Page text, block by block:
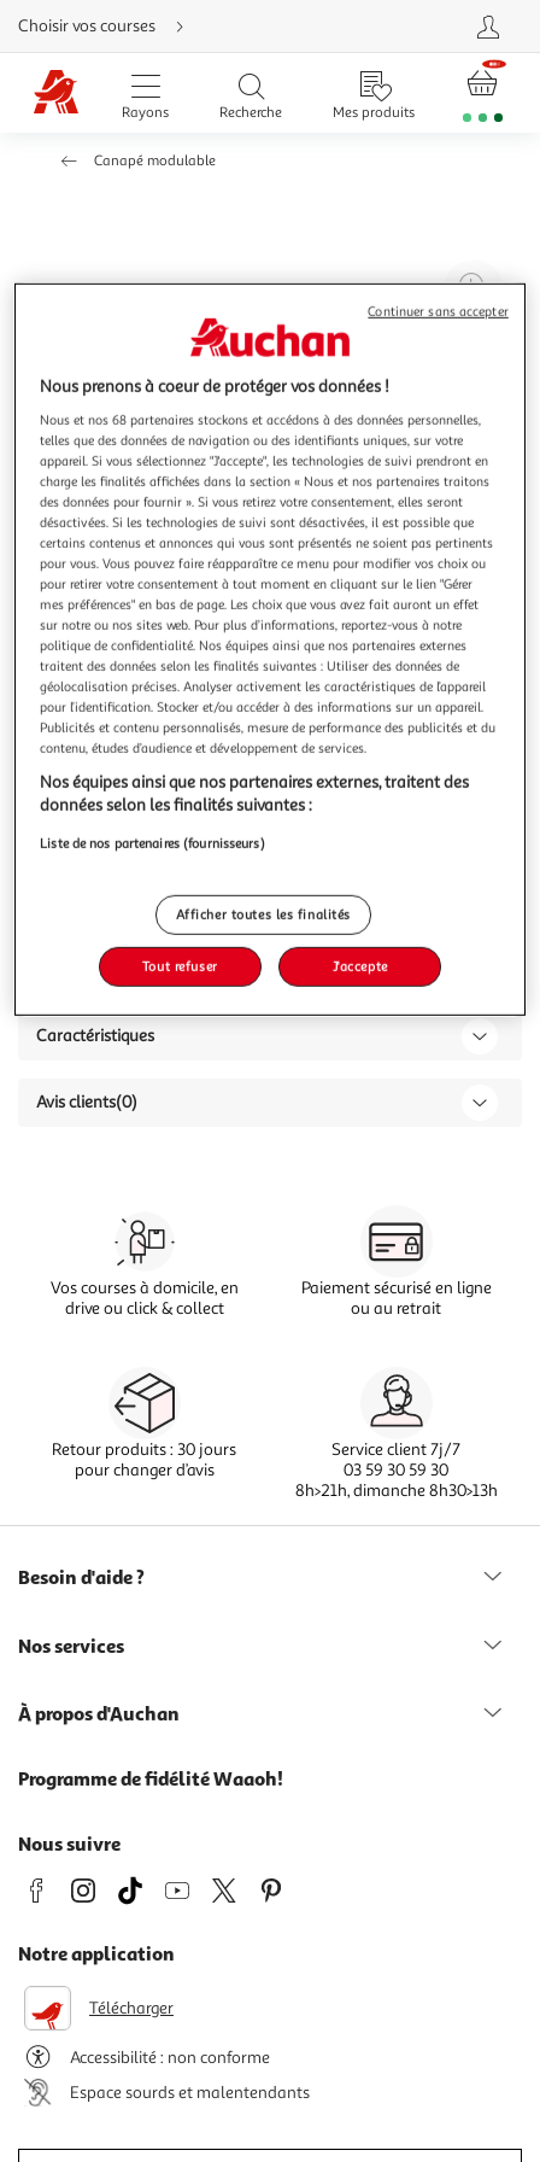
Aller
directement
au
contenu
Aller
directement
Aller
la
Choisir vos courses
Rayons Recherche Mes produits
Canapé modulable
Illustration
précédente
Illustration
suivante
LISA DESIGN
Nova - module d'assise - en velours
Caractéristiques techniques :Origine : EuropeGarantie : 2
ansType de canapé : Canapé modulableNombre de places
: 1Réversible : OuiModulable : OuiRangements
: NonEquipement : 1 coussin décoratif inclusMatière de la
structure : Bois aggloméré et panneaux de
En savoir +
Vous voulez connaître le prix de ce produit ?
Afficher le prix
Description
Caractéristiques
Avis clients(0)
Vos courses à domicile, en
drive ou click & collect
Paiement sécurisé en ligne
ou au retrait
Retour produits : 30 jours
pour changer d’avis
Service client 7j/7
03 59 30 59 30
8h>21h, dimanche 8h30>13h
Besoin d'aide ?
Nos services
À propos d'Auchan
Programme de fidélité Waaoh!
Nous suivre
Notre application
Télécharger
Accessibilité : non conforme
Espace sourds et malentendants
Nous prenons à coeur de protéger vos données !
Nous et nos 68 partenaires stockons et accédons à des données personnelles,
telles que des données de navigation ou des identifiants uniques, sur votre
appareil. Si vous sélectionnez "J'accepte", les technologies de suivi prendront en
charge les finalités affichées dans la section « Nous et nos partenaires traitons
des données pour fournir ». Si vous retirez votre consentement, elles seront
désactivées. Si les technologies de suivi sont désactivées, il est possible que
certains contenus et annonces qui vous sont présentés ne soient pas pertinents
pour vous. Vous pouvez faire réapparaître ce menu pour modifier vos choix ou
pour retirer votre consentement à tout moment en cliquant sur le lien "Gérer
mes préférences" en bas de page. Les choix que vous avez fait auront un effet
sur notre ou nos sites web. Pour plus d’informations, reportez-vous à notre
politique de confidentialité. Nos équipes ainsi que nos partenaires externes
traitent des données selon les finalités suivantes : Utiliser des données de
géolocalisation précises. Analyser activement les caractéristiques de l’appareil
pour l’identification. Stocker et/ou accéder à des informations sur un appareil.
Publicités et contenu personnalisés, mesure de performance des publicités et du
contenu, études d’audience et développement de services.
Nos équipes ainsi que nos partenaires externes, traitent des
données selon les finalités suivantes :
Liste de nos partenaires (fournisseurs)
Afficher toutes les finalités
Tout refuser J'accepte
Continuer sans accepter